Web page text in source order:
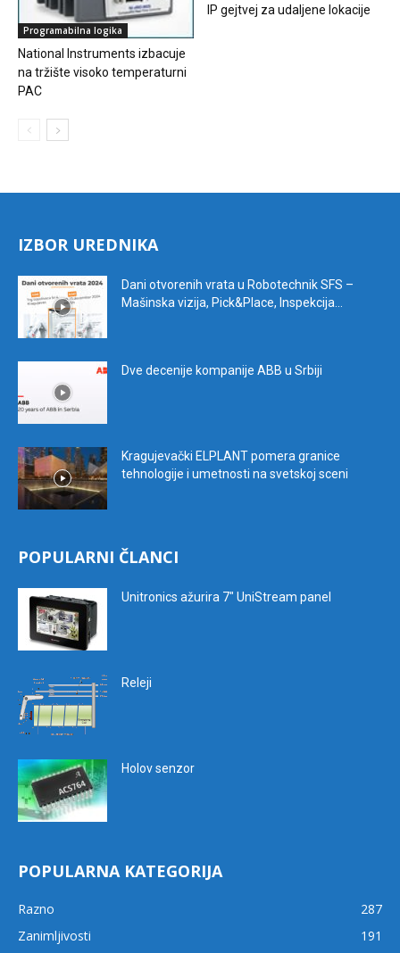
Programabilna logika
National Instruments izbacuje
na tržište visoko temperaturni
PAC
IP gejtvej za udaljene lokacije
IZBOR UREDNIKA
Dani otvorenih vrata u Robotechnik SFS –
Mašinska vizija, Pick&Place, Inspekcija...
Dve decenije kompanije ABB u Srbiji
Kragujevački ELPLANT pomera granice
tehnologije i umetnosti na svetskoj sceni
POPULARNI ČLANCI
Unitronics ažurira 7″ UniStream panel
Releji
Holov senzor
POPULARNA KATEGORIJA
Razno
287
Zanimljivosti
191